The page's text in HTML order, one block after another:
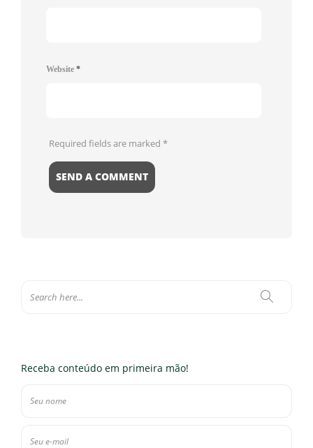
Website *
Required fields are marked *
Receba conteúdo em primeira mão!